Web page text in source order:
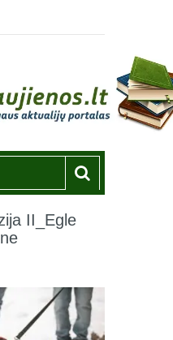
II_Egle